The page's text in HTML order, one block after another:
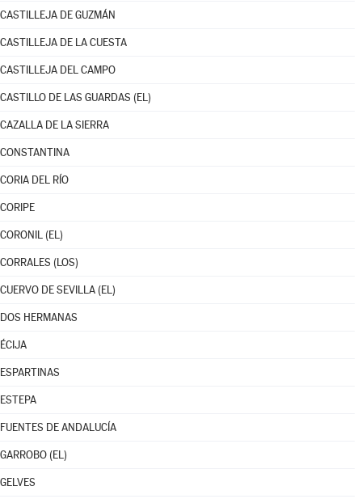
CASTILLEJA DE GUZMÁN
CASTILLEJA DE LA CUESTA
CASTILLEJA DEL CAMPO
CASTILLO DE LAS GUARDAS (EL)
CAZALLA DE LA SIERRA
CONSTANTINA
CORIA DEL RÍO
CORIPE
CORONIL (EL)
CORRALES (LOS)
CUERVO DE SEVILLA (EL)
DOS HERMANAS
ÉCIJA
ESPARTINAS
ESTEPA
FUENTES DE ANDALUCÍA
GARROBO (EL)
GELVES